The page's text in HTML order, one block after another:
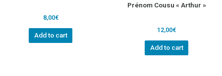
8,00€
Add to cart
Prénom Cousu « Arthur »
12,00€
Add to cart